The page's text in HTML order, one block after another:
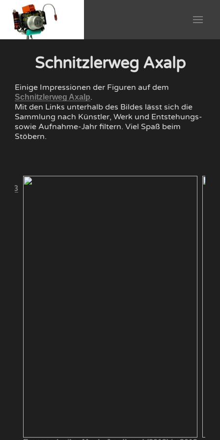
Schnitzlerweg Axalp
Einige Impressionen der Figuren auf dem
Schnitzlerweg Axalp.
Mit den Links unterhalb des Bildes lässt sich die
Sammlung nach Künstler, Werk und Entstehungs-
sowie Aufnahme-Jahr filtern. Viel Spaß beim
Stöbern.